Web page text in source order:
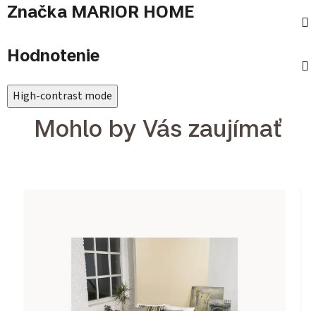
Značka MARIOR HOME
Hodnotenie
High-contrast mode
Mohlo by Vás zaujímať